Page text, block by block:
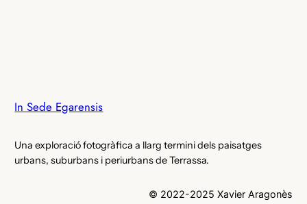
In Sede Egarensis
Una exploració fotogràfica a llarg termini dels paisatges
urbans, suburbans i periurbans de Terrassa.
© 2022-2025 Xavier Aragonès